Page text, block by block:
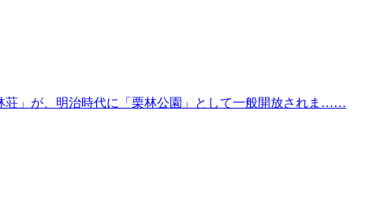
荘」が、明治時代に「栗林公園」として一般開放されま……